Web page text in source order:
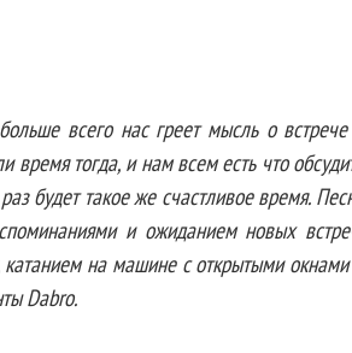
всего нас греет мысль о
тогда, и нам всем есть что
будет такое же счастливое время.
и ожиданием новых
катанием на машине с открытыми
Dabro.